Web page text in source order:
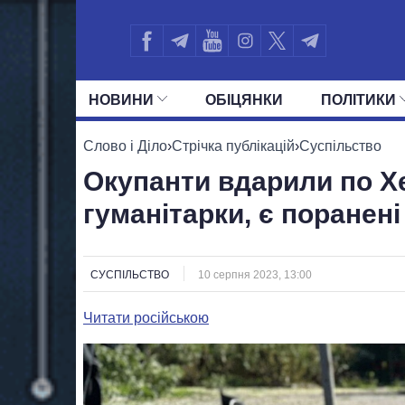
НОВИНИ ОБIЦЯНКИ ПОЛIТИКИ
УСІ ПОЛІТИКИ ПРЕЗИДЕНТ І ОФІС
Слово і Діло›Стрічка публікацій›Суспільство
Окупанти вдарили по
гуманітарки, є поранені
СУСПІЛЬСТВО 10 серпня 2023, 13:00
Читати російською